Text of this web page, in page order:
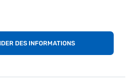
DES INFORMATIONS